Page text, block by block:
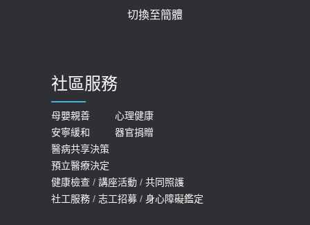
切換至簡體
社區服務
母嬰親善
心理健康
安寧緩和
器官捐贈
醫病共享決策
預立醫療決定
健康檢查 / 講座活動 / 共同照護
社工服務 / 志工招募 / 身心障礙鑑定